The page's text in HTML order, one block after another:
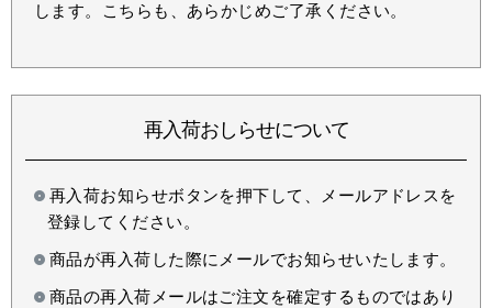
します。こちらも、あらかじめご了承ください。
再入荷おしらせについて
再入荷お知らせボタンを押下して、メールアドレスを
登録してください。
商品が再入荷した際にメールでお知らせいたします。
商品の再入荷メールはご注文を確定するものではあり